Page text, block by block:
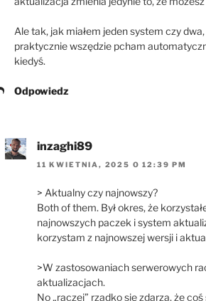
Ale tak, jak miałem jeden system czy
praktycznie wszędzie pcham
kiedyś.
Odpowiedz
inzaghi89
11 KWIETNIA, 2025 O 12:39 PM
> Aktualny czy najnowszy?
Both of them. Był okres, że
najnowszych paczek i system
korzystam z najnowszej wersji i
>W zastosowaniach serwerowych
aktualizacjach.
No „raczej” rzadko się zdarza, że